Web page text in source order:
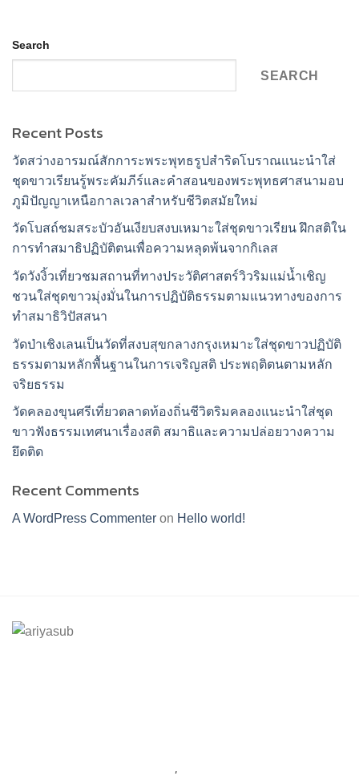
Search
SEARCH
Recent Posts
วัดสว่างอารมณ์สักการะพระพุทธรูปสำริดโบราณแนะนำใส่
ชุดขาวเรียนรู้พระคัมภีร์และคำสอนของพระพุทธศาสนามอบ
ภูมิปัญญาเหนือกาลเวลาสำหรับชีวิตสมัยใหม่
วัดโบสถ์ชมสระบัวอันเงียบสงบเหมาะใส่ชุดขาวเรียน ฝึกสติใน
การทำสมาธิปฏิบัติตนเพื่อความหลุดพ้นจากกิเลส
วัดวังงิ้วเที่ยวชมสถานที่ทางประวัติศาสตร์วิวริมแม่น้ำเชิญ
ชวนใส่ชุดขาวมุ่งมั่นในการปฏิบัติธรรมตามแนวทางของการ
ทำสมาธิวิปัสสนา
วัดป่าเชิงเลนเป็นวัดที่สงบสุขกลางกรุงเหมาะใส่ชุดขาวปฏิบัติ
ธรรมตามหลักพื้นฐานในการเจริญสติ ประพฤติตนตามหลัก
จริยธรรม
วัดคลองขุนศรีเที่ยวตลาดท้องถิ่นชีวิตริมคลองแนะนำใส่ชุด
ขาวฟังธรรมเทศนาเรื่องสติ สมาธิและความปล่อยวางความ
ยึดติด
Recent Comments
A WordPress Commenter on Hello world!
,